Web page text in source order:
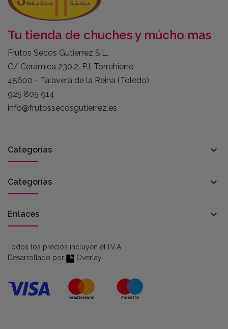
Tu tienda de chuches y múcho mas
Frutos Secos Gutierrez S.L.
C/ Cerámica 230.2. P.I. Torrehierro
45600 - Talavera de la Reina (Toledo)
925 805 914
info@frutossecosgutierrez.es
Categorías 
Categorías 
Enlaces 
Todos los precios incluyen el I.V.A.
Desarrollado por
Overlay